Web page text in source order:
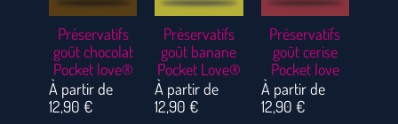
Préservatifs
goût chocolat
Pocket love®
À partir de
12,90 €
Préservatifs
goût banane
Pocket Love®
À partir de
12,90€
Préservatifs
goût cerise
Pocket love
À partir de
12,90 €